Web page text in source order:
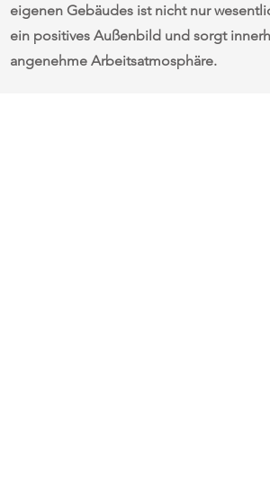
eigenen Gebäudes ist nicht nur
ein positives Außenbild und sorgt
angenehme Arbeitsatmosphäre.